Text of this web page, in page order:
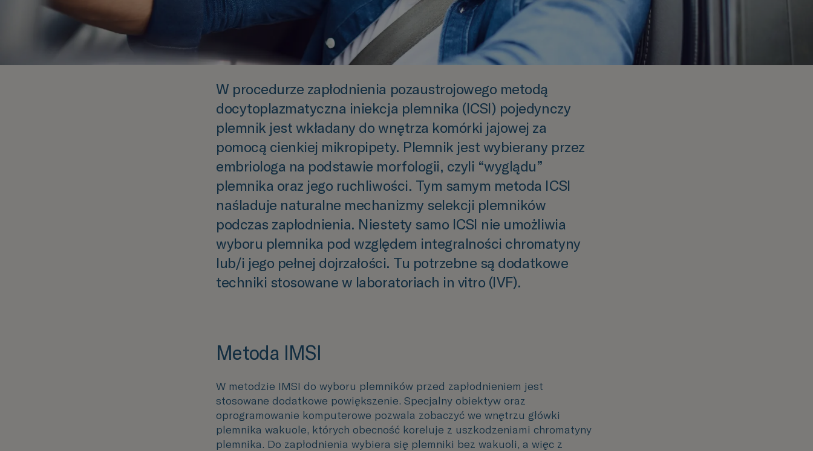
W procedurze zapłodnienia pozaustrojowego metodą
docytoplazmatyczna iniekcja plemnika (ICSI) pojedynczy
plemnik jest wkładany do wnętrza komórki jajowej za
pomocą cienkiej mikropipety. Plemnik jest wybierany przez
embriologa na podstawie morfologii, czyli “wyglądu”
plemnika oraz jego ruchliwości. Tym samym metoda ICSI
naśladuje naturalne mechanizmy selekcji plemników
podczas zapłodnienia. Niestety samo ICSI nie umożliwia
wyboru plemnika pod względem integralności chromatyny
lub/i jego pełnej dojrzałości. Tu potrzebne są dodatkowe
techniki stosowane w laboratoriach in vitro (IVF).
Metoda IMSI
W metodzie IMSI do wyboru plemników przed zapłodnieniem jest
stosowane dodatkowe powiększenie. Specjalny obiektyw oraz
oprogramowanie komputerowe pozwala zobaczyć we wnętrzu główki
plemnika wakuole, których obecność koreluje z uszkodzeniami chromatyny
plemnika. Do zapłodnienia wybiera się plemniki bez wakuoli, a więc z